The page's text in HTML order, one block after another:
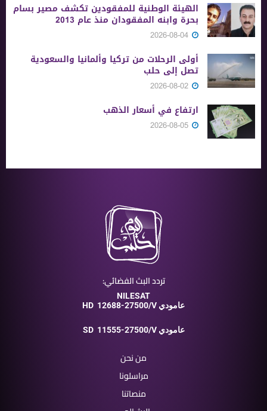
الهيئة الوطنية للمفقودين تكشف مصير بسام
بحرة وابنه المفقودان منذ عام 2013
أولى الرحلات من ‏تركيا وألمانيا والسعودية
تصل إلى حلب
ارتفاع في أسعار الذهب
تردد البث الفضائي:
NILESAT
HD
12688-27500/V عامودي
SD 11555-27500/V عامودي
من نحن
مراسلونا
منصاتنا